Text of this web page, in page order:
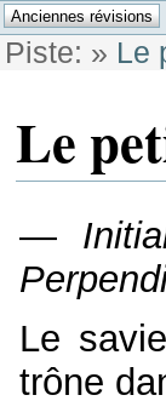
Piste: » Le
Le
—
Le
trône